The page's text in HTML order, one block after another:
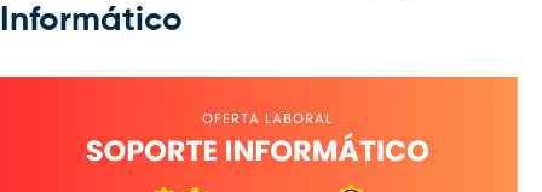
Informático